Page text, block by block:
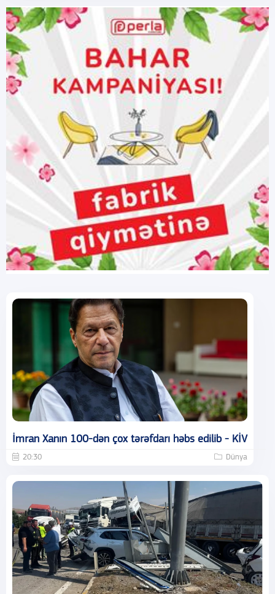
İmran Xanın 100-dən çox tərəfdarı həbs edilib - KİV
20:30 Dünya